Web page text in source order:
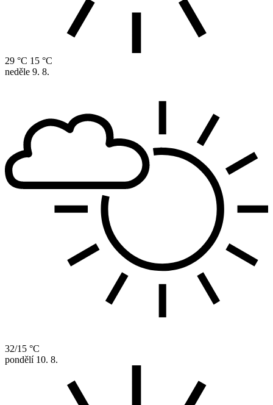
29 °C 15 °C
neděle 9. 8.
32/15 °C
pondělí 10. 8.